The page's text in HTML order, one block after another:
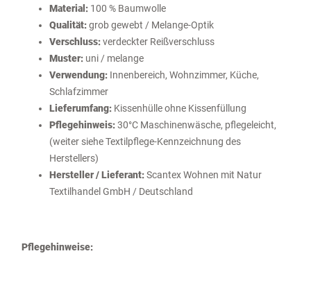
Material: 100 % Baumwolle
Qualität:grob gewebt / Melange-Optik
Verschluss:verdeckter Reißverschluss
Muster: uni / melange
Verwendung: Innenbereich, Wohnzimmer, Küche,
Schlafzimmer
Lieferumfang: Kissenhülle ohne Kissenfüllung
Pflegehinweis:30°C Maschinenwäsche, pflegeleicht,
(weiter siehe Textilpflege-Kennzeichnung des
Herstellers)
Hersteller / Lieferant:Scantex Wohnen mit Natur
Textilhandel GmbH / Deutschland
Pflegehinweise: